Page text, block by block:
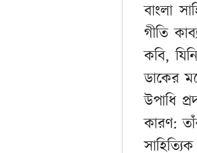
বাংলা
গীতি
কবি,
ডাকের
উপাধি
কারণ: